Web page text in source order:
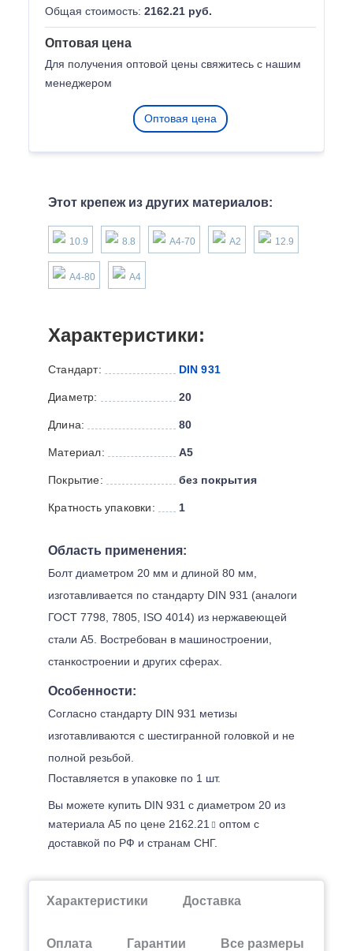
Общая стоимость: 2162.21 руб.
Оптовая цена
Для получения оптовой цены свяжитесь с нашим
менеджером
Оптовая цена
Этот крепеж из других материалов:
10.9 8.8 А4-70 А2 12.9
А4-80 А4
Характеристики:
Стандарт: DIN 931
Диаметр: 20
Длина: 80
Материал: А5
Покрытие: без покрытия
Кратность упаковки: 1
Область применения:
Болт диаметром 20 мм и длиной 80 мм,
изготавливается по стандарту DIN 931 (аналоги
ГОСТ 7798, 7805, ISO 4014) из нержавеющей
стали А5. Востребован в машиностроении,
станкостроении и других сферах.
Особенности:
Согласно стандарту DIN 931 метизы
изготавливаются с шестигранной головкой и не
полной резьбой.
Поставляется в упаковке по 1 шт.
Вы можете купить DIN 931 с диаметром 20 из
материала А5 по цене 2162.21
оптом с
доставкой по РФ и странам СНГ.
Характеристики Доставка
Оплата Гарантии Все размеры